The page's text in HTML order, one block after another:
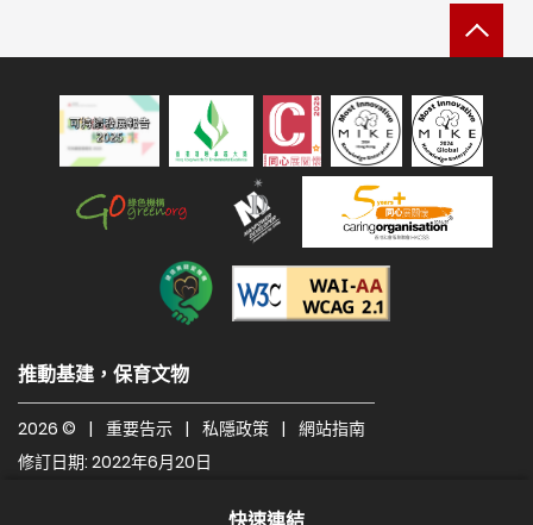
可持續發展報告 2025
綠色機構 人才企業
建造業關愛機構
推動基建，保育文物
2026 © | 重要告示 | 私隱政策 | 網站指南
修訂日期: 2022年6月20日